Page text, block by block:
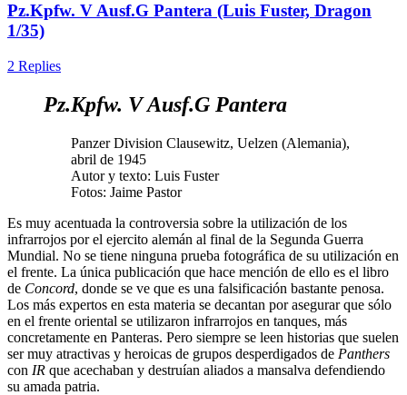
Pz.Kpfw. V Ausf.G Pantera (Luis Fuster, Dragon
1/35)
2 Replies
Pz.Kpfw. V Ausf.G Pantera
Panzer Division Clausewitz, Uelzen (Alemania),
abril de 1945
Autor y texto: Luis Fuster
Fotos: Jaime Pastor
Es muy acentuada la controversia sobre la utilización de los
infrarrojos por el ejercito alemán al final de la Segunda Guerra
Mundial. No se tiene ninguna prueba fotográfica de su utilización en
el frente. La única publicación que hace mención de ello es el libro
de Concord, donde se ve que es una falsificación bastante penosa.
Los más expertos en esta materia se decantan por asegurar que sólo
en el frente oriental se utilizaron infrarrojos en tanques, más
concretamente en Panteras. Pero siempre se leen historias que suelen
ser muy atractivas y heroicas de grupos desperdigados de Panthers
con IR que acechaban y destruían aliados a mansalva defendiendo
su amada patria.